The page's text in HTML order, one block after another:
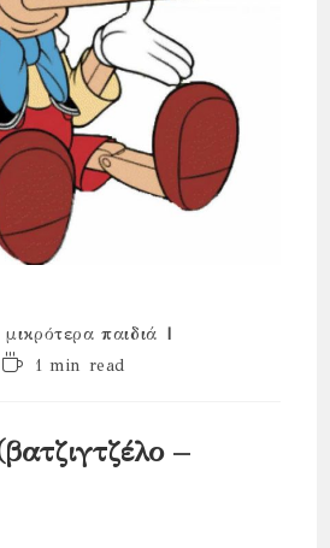
παιδιά
Reading1 min read
–